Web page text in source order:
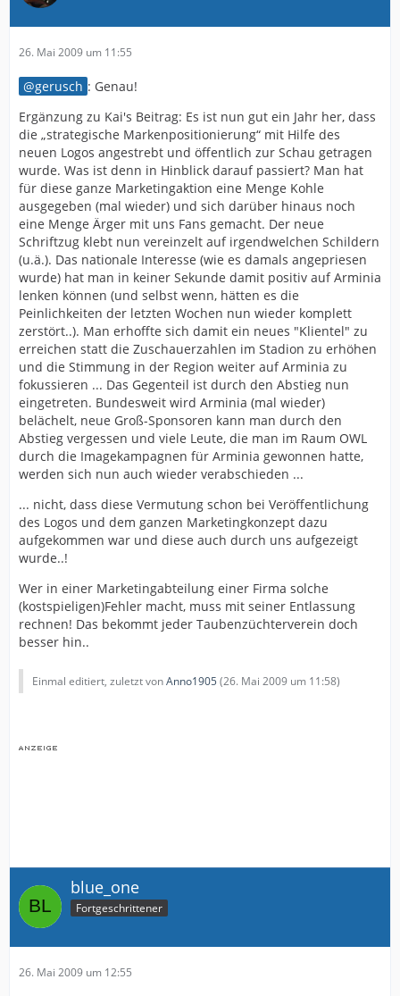
26. Mai 2009 um 11:55
gerusch : Genau!
Ergänzung zu Kai's Beitrag: Es ist nun gut ein Jahr her, dass
die „strategische Markenpositionierung“ mit Hilfe des
neuen Logos angestrebt und öffentlich zur Schau getragen
wurde. Was ist denn in Hinblick darauf passiert? Man hat
für diese ganze Marketingaktion eine Menge Kohle
ausgegeben (mal wieder) und sich darüber hinaus noch
eine Menge Ärger mit uns Fans gemacht. Der neue
Schriftzug klebt nun vereinzelt auf irgendwelchen Schildern
(u.ä.). Das nationale Interesse (wie es damals angepriesen
wurde) hat man in keiner Sekunde damit positiv auf Arminia
lenken können (und selbst wenn, hätten es die
Peinlichkeiten der letzten Wochen nun wieder komplett
zerstört..). Man erhoffte sich damit ein neues "Klientel" zu
erreichen statt die Zuschauerzahlen im Stadion zu erhöhen
und die Stimmung in der Region weiter auf Arminia zu
fokussieren ... Das Gegenteil ist durch den Abstieg nun
eingetreten. Bundesweit wird Arminia (mal wieder)
belächelt, neue Groß-Sponsoren kann man durch den
Abstieg vergessen und viele Leute, die man im Raum OWL
durch die Imagekampagnen für Arminia gewonnen hatte,
werden sich nun auch wieder verabschieden ...
... nicht, dass diese Vermutung schon bei Veröffentlichung
des Logos und dem ganzen Marketingkonzept dazu
aufgekommen war und diese auch durch uns aufgezeigt
wurde..!
Wer in einer Marketingabteilung einer Firma solche
(kostspieligen)Fehler macht, muss mit seiner Entlassung
rechnen! Das bekommt jeder Taubenzüchterverein doch
besser hin..
Einmal editiert, zuletzt vonAnno1905 (26. Mai 2009 um 11:58)
blue_one
Fortgeschrittener
26. Mai 2009 um 12:55